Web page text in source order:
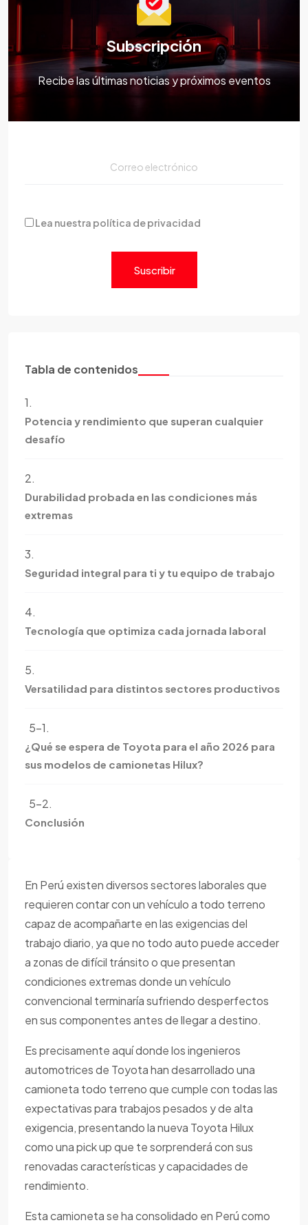
Subscripción
Recibe las últimas noticias y próximos eventos
Lea nuestra política de privacidad
Suscribir
Tabla de contenidos
1.
Potencia y rendimiento que superan cualquier
desafío
2.
Durabilidad probada en las condiciones más
extremas
3.
Seguridad integral para ti y tu equipo de trabajo
4.
Tecnología que optimiza cada jornada laboral
5.
Versatilidad para distintos sectores productivos
5-1.
¿Qué se espera de Toyota para el año 2026 para
sus modelos de camionetas Hilux?
5-2.
Conclusión
En Perú existen diversos sectores laborales que
requieren contar con un vehículo a todo terreno
capaz de acompañarte en las exigencias del
trabajo diario, ya que no todo auto puede acceder
a zonas de difícil tránsito o que presentan
condiciones extremas donde un vehículo
convencional terminaría sufriendo desperfectos
en sus componentes antes de llegar a destino.
Es precisamente aquí donde los ingenieros
automotrices de Toyota han desarrollado una
camioneta todo terreno que cumple con todas las
expectativas para trabajos pesados y de alta
exigencia, presentando la nueva Toyota Hilux
como una pick up que te sorprenderá con sus
renovadas características y capacidades de
rendimiento.
Esta camioneta se ha consolidado en Perú como